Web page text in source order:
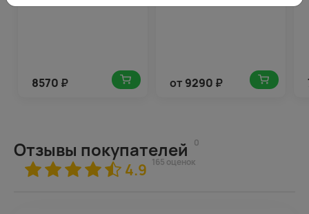
8570 ₽ от 9290 ₽
Отзывы покупателей 0
4.9 165 оценок